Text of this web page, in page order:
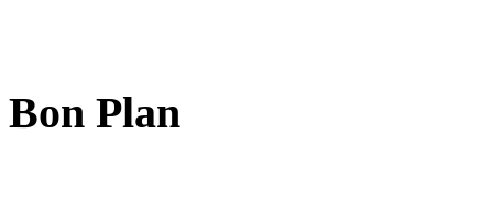
Bon Plan